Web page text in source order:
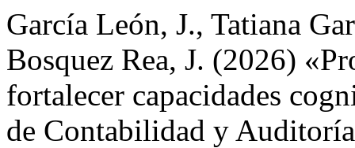
García León, J., Tatiana
Bosquez Rea, J. (2026)
fortalecer capacidades
de Contabilidad y